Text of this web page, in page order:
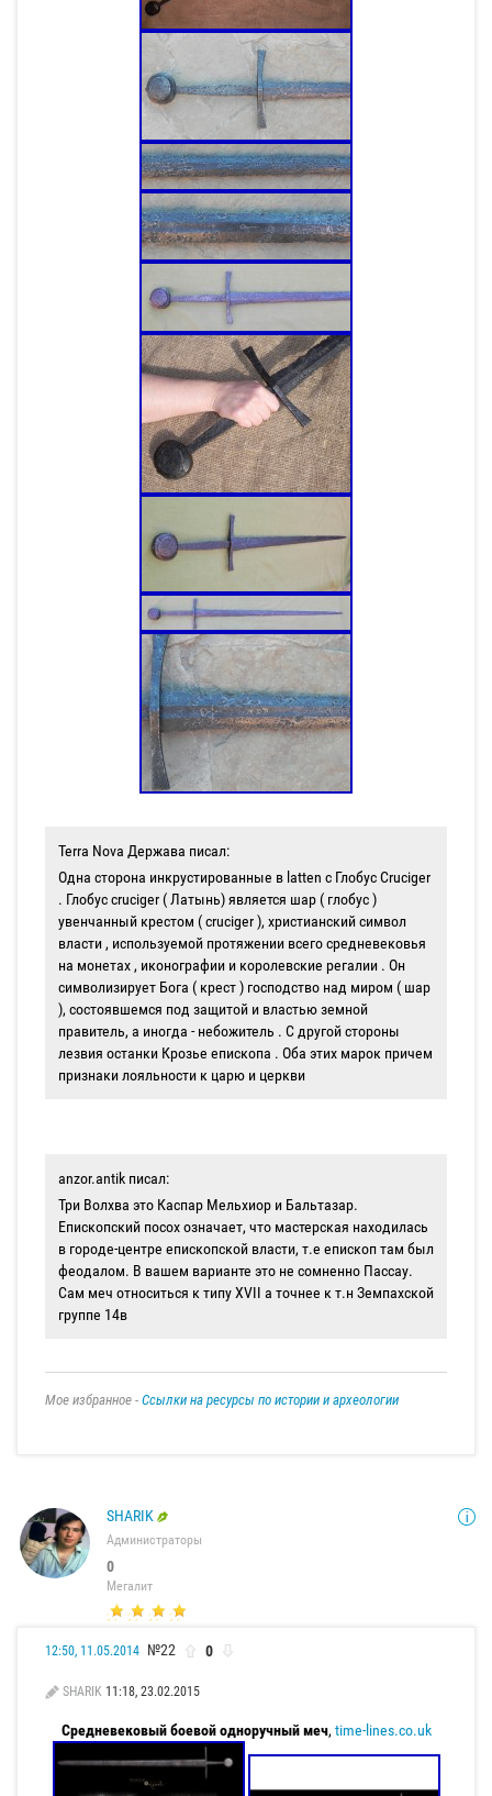
Terra Nova Держава писал:
Одна сторона инкрустированные в latten с Глобус Cruciger
. Глобус cruciger ( Латынь) является шар ( глобус )
увенчанный крестом ( cruciger ), христианский символ
власти , используемой протяжении всего средневековья
на монетах , иконографии и королевские регалии . Он
символизирует Бога ( крест ) господство над миром ( шар
), состоявшемся под защитой и властью земной
правитель, а иногда - небожитель . С другой стороны
лезвия останки Крозье епископа . Оба этих марок причем
признаки лояльности к царю и церкви
anzor.antik писал:
Три Волхва это Каспар Мельхиор и Бальтазар.
Епископский посох означает, что мастерская находилась
в городе-центре епископской власти, т.е епископ там был
феодалом. В вашем варианте это не сомненно Пассау.
Сам меч относиться к типу XVII а точнее к т.н Земпахской
группе 14в
Мое избранное - Ссылки на ресурсы по истории и археологии
SHARIK
Администраторы
0
Мегалит
12:50, 11.05.2014 №22 0
SHARIK 11:18, 23.02.2015
Средневековый боевой одноручный меч,time-lines.co.uk